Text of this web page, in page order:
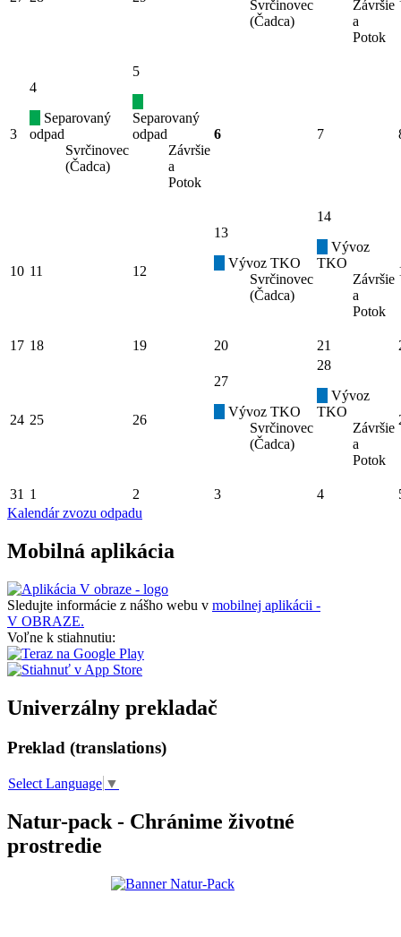
Svrčinovec
(Čadca)
Závršie
a
Potok
3
4
Separovaný
odpad
Svrčinovec
(Čadca)
5
Separovaný
odpad
Závršie
a
Potok
6 7
10 11 12
13
Vývoz TKO
Svrčinovec
(Čadca)
14
Vývoz
TKO
Závršie
a
Potok
17 18 19 20 21
24 25 26
27
Vývoz TKO
Svrčinovec
(Čadca)
28
Vývoz
TKO
Závršie
a
Potok
31 1 2 3 4
Kalendár zvozu odpadu
Mobilná aplikácia
Sledujte informácie z nášho webu v mobilnej aplikácii -
V OBRAZE.
Voľne k stiahnutiu:
Univerzálny prekladač
Preklad (translations)
Select Language ▼
Natur-pack - Chránime životné
prostredie